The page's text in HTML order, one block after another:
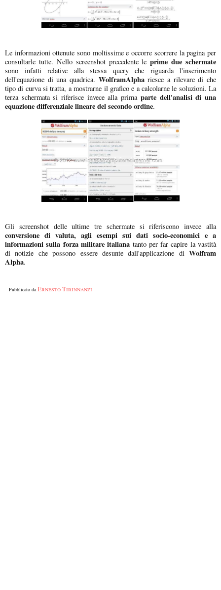
Le informazioni ottenute sono moltissime e occorre scorrere la pagina per
consultarle tutte. Nello screenshot precedente leprime due schermate
sono infatti relative alla stessa query che riguarda l'inserimento
dell'equazione di una quadrica. WolframAlphariesce a rilevare di che
tipo di curva si tratta, a mostrarne il grafico e a calcolarne le soluzioni. La
terza schermata si riferisce invece alla prima parte dell'analisi di una
equazione differenziale lineare del secondo ordine.
Gli screenshot delle ultime tre schermate si riferiscono invece alla
conversione di valuta, agli esempi sui dati socio-economici e a
informazioni sulla forza militare italiana tanto per far capire la vastità
di notizie che possono essere desunte dall'applicazione di Wolfram
Alpha.
Pubblicato daErnesto Tirinnanzi